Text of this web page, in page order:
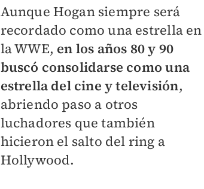
Aunque Hogan siempre será
recordado como una estrella en
la WWE, en los años 80 y 90
buscó consolidarse como una
estrella del cine y televisión,
abriendo paso a otros
luchadores que también
hicieron el salto del ring a
Hollywood.